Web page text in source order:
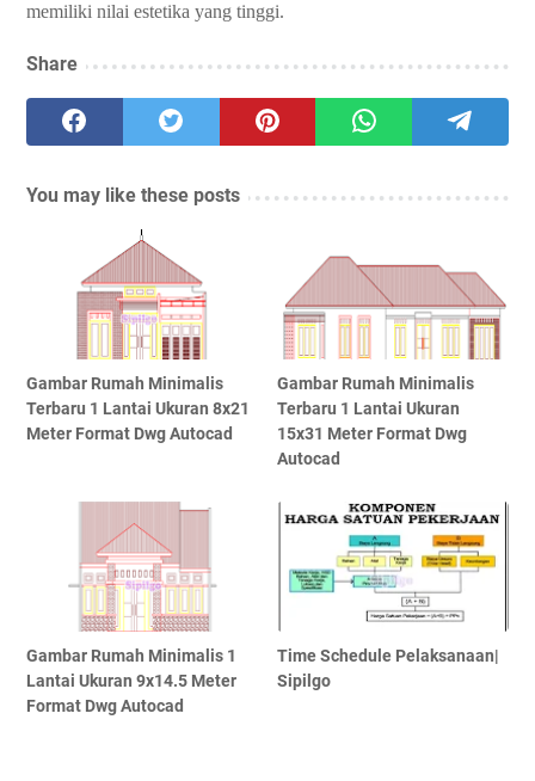
memiliki nilai estetika yang tinggi.
Share
You may like these posts
Gambar Rumah Minimalis
Terbaru 1 Lantai Ukuran 8x21
Meter Format Dwg Autocad
Gambar Rumah Minimalis
Terbaru 1 Lantai Ukuran
15x31 Meter Format Dwg
Autocad
Gambar Rumah Minimalis 1
Lantai Ukuran 9x14.5 Meter
Format Dwg Autocad
Time Schedule Pelaksanaan|
Sipilgo